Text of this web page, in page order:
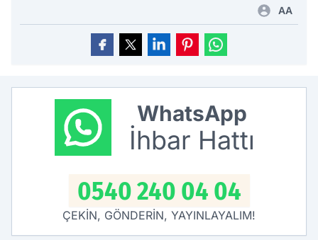
AA
WhatsApp
İhbar Hattı
0540 240 04 04
ÇEKİN, GÖNDERİN, YAYINLAYALIM!